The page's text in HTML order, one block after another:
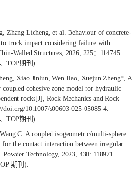
Zhang Licheng, et al. Behaviour of concrete-
truck impact considering failure with
Walled Structures, 2026, 225：114745.
TOP期刊).
Xiao Jinlun, Wen Hao, Xuejun Zheng*, A
cohesive zone model for hydraulic
rocks[J], Rock Mechanics and Rock
doi.org/10.1007/s00603-025-05085-4.
TOP期刊).
C. A coupled isogeometric/multi-sphere
for the contact interaction between irregular
Powder Technology, 2023, 430: 118971.
期刊).